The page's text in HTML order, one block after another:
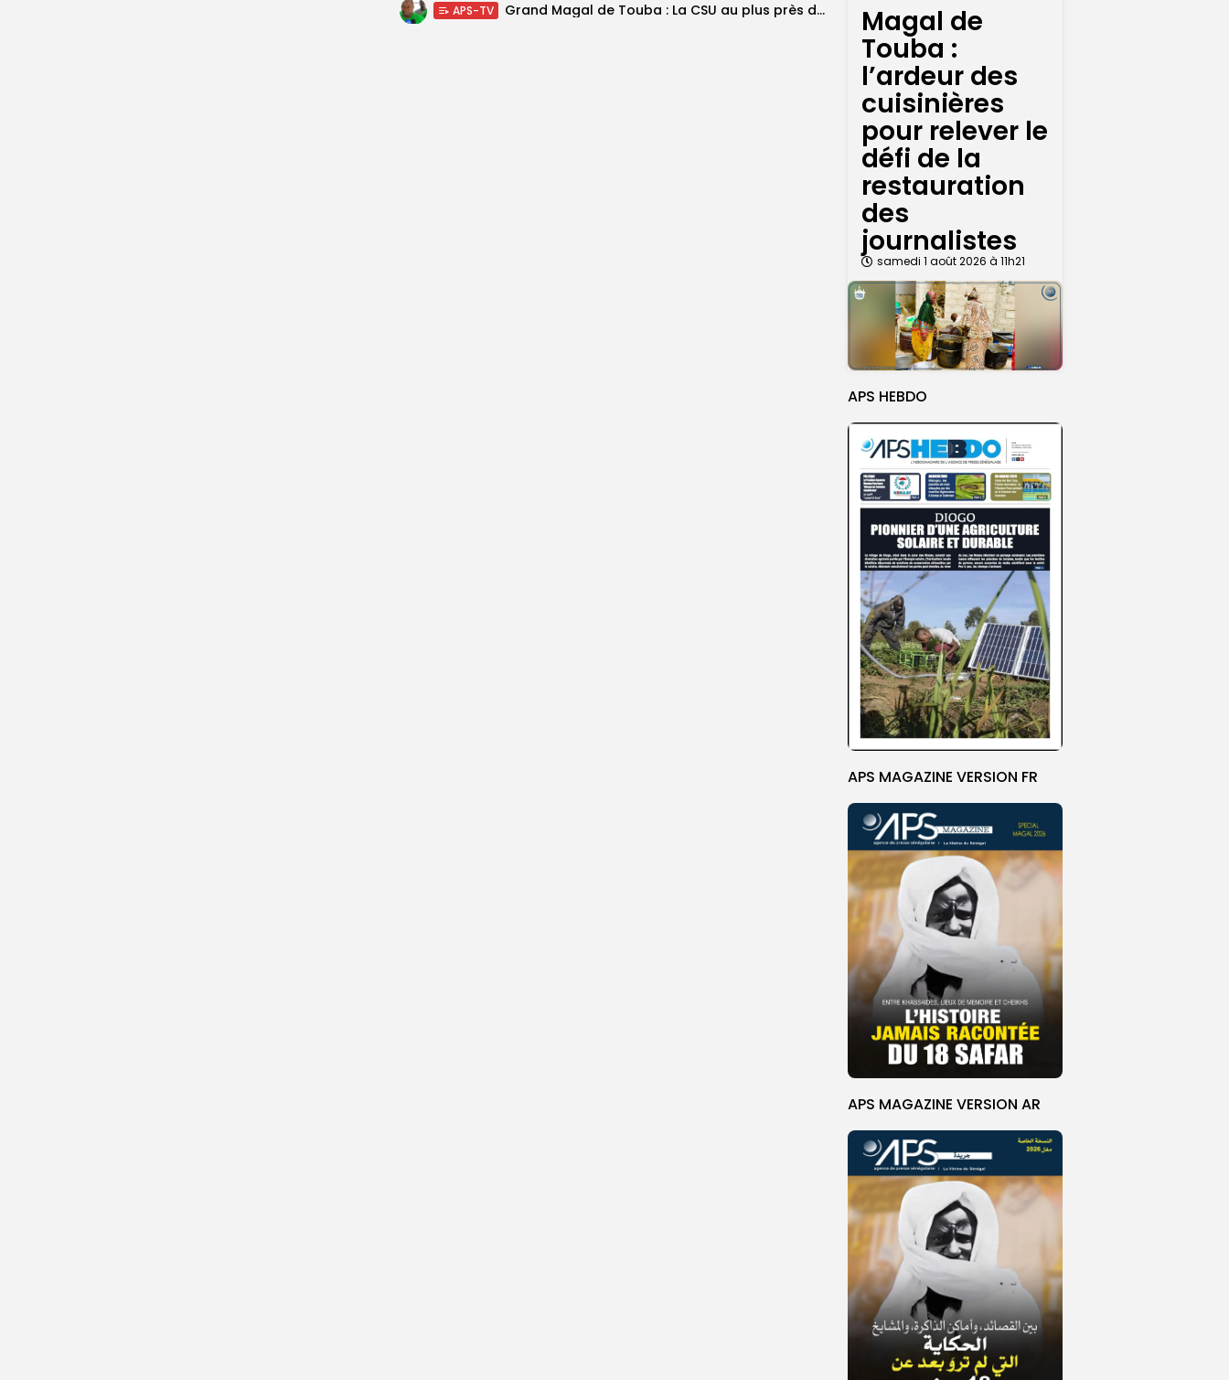
Magal de
Touba :
l’ardeur des
cuisinières
pour relever le
défi de la
restauration
des
journalistes
samedi 1 août 2026 à 11h21
APS HEBDO
APS MAGAZINE VERSION FR
APS MAGAZINE VERSION AR
APS-TV Grand Magal de Touba : La CSU au plus près des pèlerins